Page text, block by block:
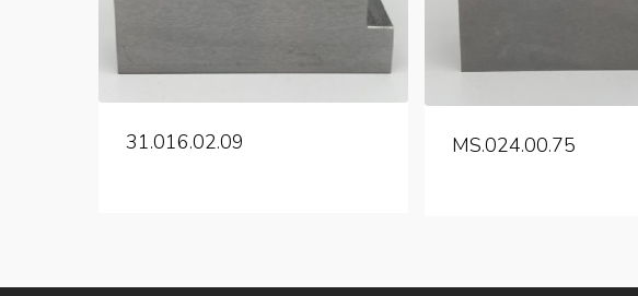
31.016.02.09 MS.024.00.75